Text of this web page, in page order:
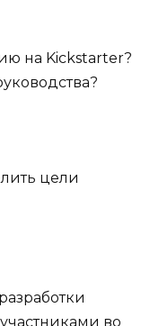
на Kickstarter?
цели
во